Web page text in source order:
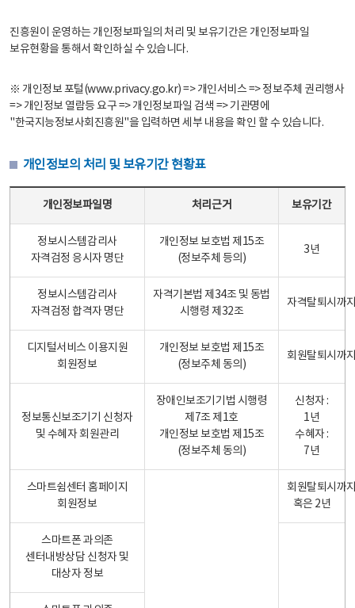
진흥원이 운영하는 개인정보파일의 처리 및 보유기간은 개인정보파일
보유현황을 통해서 확인하실 수 있습니다.
※ 개인정보 포털(www.privacy.go.kr) => 개인서비스 => 정보주체 권리행사
=> 개인정보 열람등 요구 => 개인정보파일 검색 => 기관명에
"한국지능정보사회진흥원"을 입력하면 세부 내용을 확인 할 수 있습니다.
개인정보의 처리 및 보유기간 현황표
개인정보파일명 처리근거 보유기간
정보시스템감리사
자격검정 응시자 명단
개인정보 보호법 제15조
(정보주체 등의)
3년
정보시스템감리사
자격검정 합격자 명단
자격기본법 제34조 및 동법
시행령 제32조
자격탈퇴시까
디지털서비스 이용지원
회원정보
개인정보 보호법 제15조
(정보주체 동의)
회원탈퇴시까
정보통신보조기기 신청자
및 수혜자 회원관리
장애인보조기기법 시행령
제7조 제1호
개인정보 보호법 제15조
(정보주체 동의)
신청자 :
1년
수혜자 :
7년
스마트쉼센터 홈페이지
회원정보
회원탈퇴시까
혹은 2년
스마트폰 과의존
센터내방상담 신청자 및
대상자 정보